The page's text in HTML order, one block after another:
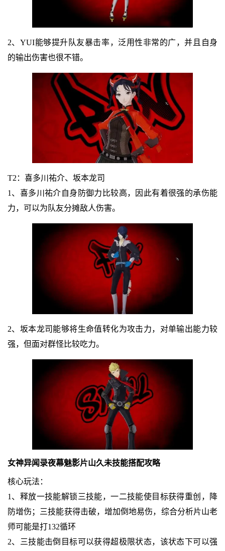
2、YUI能够提升队友暴击率，泛用性非常的广，并且自身
的输出伤害也很不错。
T2：喜多川祐介、坂本龙司
1、喜多川祐介自身防御力比较高，因此有着很强的承伤能
力，可以为队友分摊敌人伤害。
2、坂本龙司能够将生命值转化为攻击力，对单输出能力较
强，但面对群怪比较吃力。
女神异闻录夜幕魅影片山久未技能搭配攻略
核心玩法：
1、释放一技能解锁三技能，一二技能使目标获得重创，降
防增伤；三技能获得击破，增加倒地易伤，综合分析片山老
师可能是打132循环
2、三技能击倒目标可以获得超极限状态，该状态下可以强